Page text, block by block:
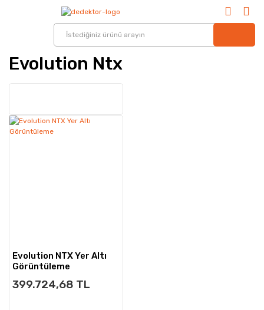
Evolution Ntx
Evolution NTX Yer Altı
Görüntüleme
399.724,68 TL